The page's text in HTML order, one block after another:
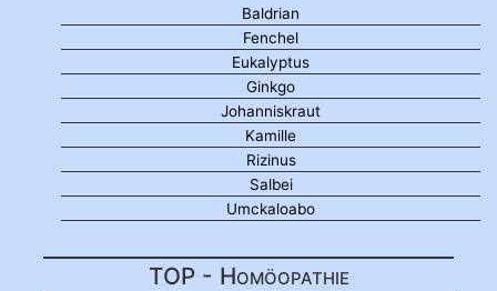
Baldrian
Fenchel
Eukalyptus
Ginkgo
Johanniskraut
Kamille
Rizinus
Salbei
Umckaloabo
TOP - Homöopathie